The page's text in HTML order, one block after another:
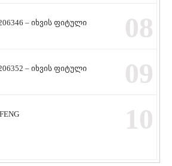
– იხვის ფიტული
08
– იხვის ფიტული
09
10